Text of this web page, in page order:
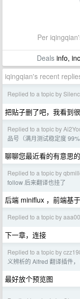
Per
Dealsinfo,
iqingqian's recent
Replied to a topic by
把贴子删了吧，我看到
Replied to a topic by
品号（满月测试稳定度 99%
聊聊您最近看的有意思
Replied to a topic by
follow 后来翻译也挂了
后端 miniflux ，前端基
Replied to a topic by
下一章，连接
Replied to a topic by
义辨析的 Alfred 翻译插件
最好放个预览图